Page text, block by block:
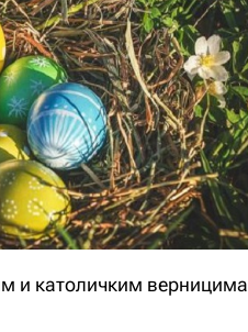
и католичким верницима